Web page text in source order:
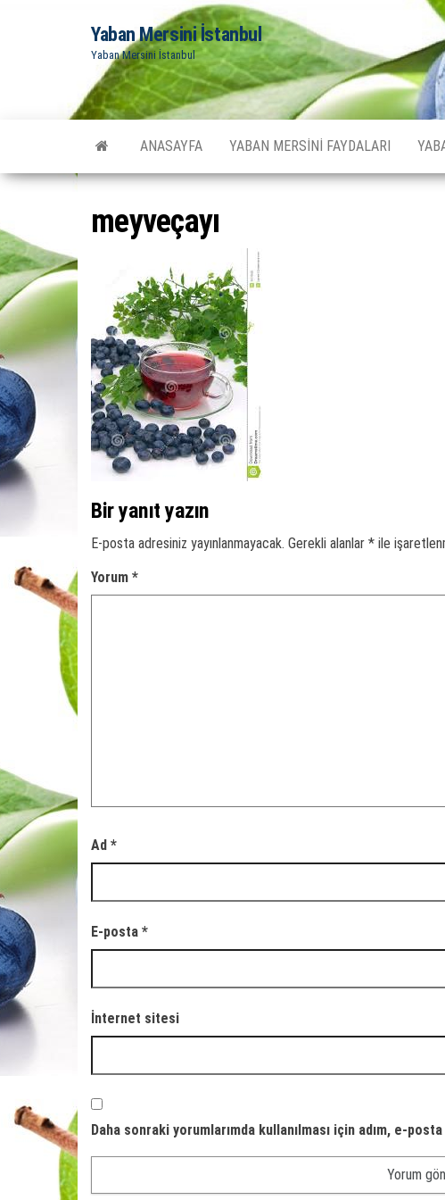
Yaban Mersini İstanbul
Yaban Mersini İstanbul
ANASAYFA YABAN MERSINI FAYDALARI
meyveçayı
Bir yanıt yazın
E-posta adresiniz yayınlanmayacak. Gerekli alanlar * ile
Yorum *
Ad *
E-posta *
İnternet sitesi
Daha sonraki yorumlarımda kullanılması için adım, e-